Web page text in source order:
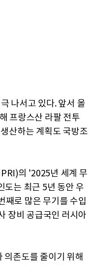
나서고 있다. 앞서 올
프랑스산 라팔 전투
산하는 계획도 국방조
의 '2025년 세계 무
도는 최근 5년 동안 우
째로 많은 무기를 수입
장비 공급국인 러시아
의존도를 줄이기 위해